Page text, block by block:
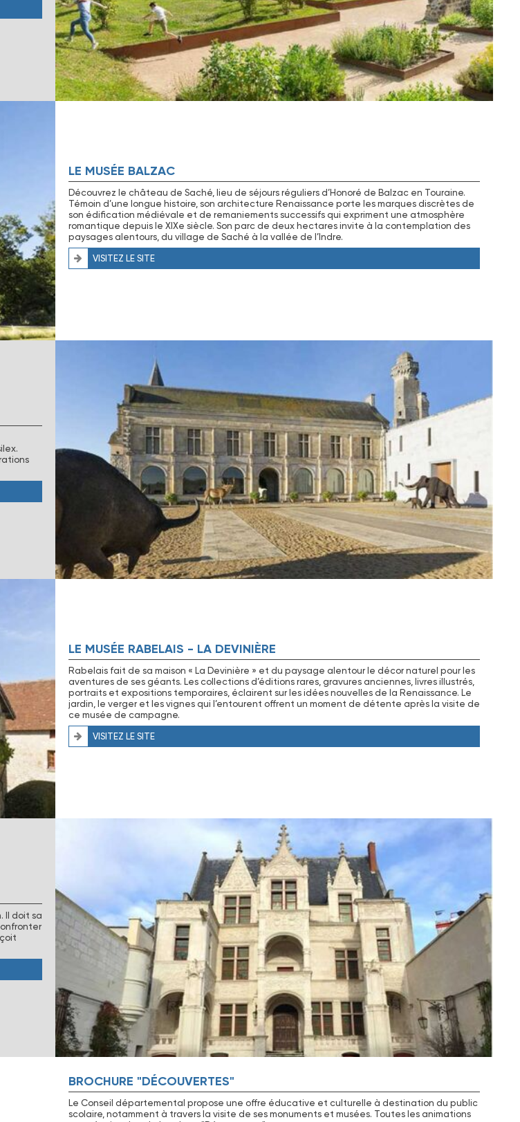
LE MUSÉE BALZAC
Découvrez le château de Saché, lieu de séjours réguliers d’Honoré de Balzac en Touraine.
Témoin d’une longue histoire, son architecture Renaissance porte les marques discrètes de
son édification médiévale et de remaniements successifs qui expriment une atmosphère
romantique depuis le XIXe siècle. Son parc de deux hectares invite à la contemplation des
paysages alentours, du village de Saché à la vallée de l’Indre.
VISITEZ LE SITE
LE MUSÉE RABELAIS - LA DEVINIÈRE
Rabelais fait de sa maison « La Devinière » et du paysage alentour le décor naturel pour les
aventures de ses géants. Les collections d’éditions rares, gravures anciennes, livres illustrés,
portraits et expositions temporaires, éclairent sur les idées nouvelles de la Renaissance. Le
jardin, le verger et les vignes qui l’entourent offrent un moment de détente après la visite de
ce musée de campagne.
VISITEZ LE SITE
Il doit sa
BROCHURE "DÉCOUVERTES"
Le Conseil départemental propose une offre éducative et culturelle à destination du public
scolaire, notamment à travers la visite de ses monuments et musées. Toutes les animations